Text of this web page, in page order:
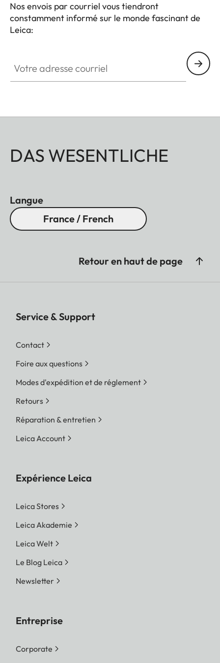
Nos envois par courriel vous tiendront
constamment informé sur le monde fascinant de
Leica:
DAS WESENTLICHE
Langue
France / French
Retour en haut de page
Service & Support
Contact
Foire aux questions
Modes d'expédition et de réglement
Retours
Réparation & entretien
Leica Account
Expérience Leica
Leica Stores
Leica Akademie
Leica Welt
Le Blog Leica
Newsletter
Entreprise
Corporate